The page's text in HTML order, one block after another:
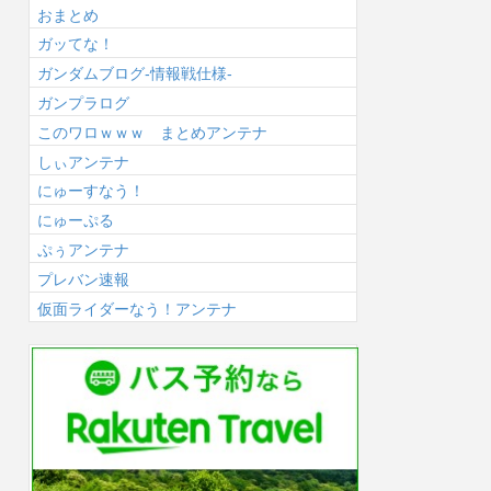
おまとめ
ガッてな！
ガンダムブログ-情報戦仕様-
ガンプラログ
このワロｗｗｗ まとめアンテナ
しぃアンテナ
にゅーすなう！
にゅーぷる
ぷぅアンテナ
プレバン速報
仮面ライダーなう！アンテナ